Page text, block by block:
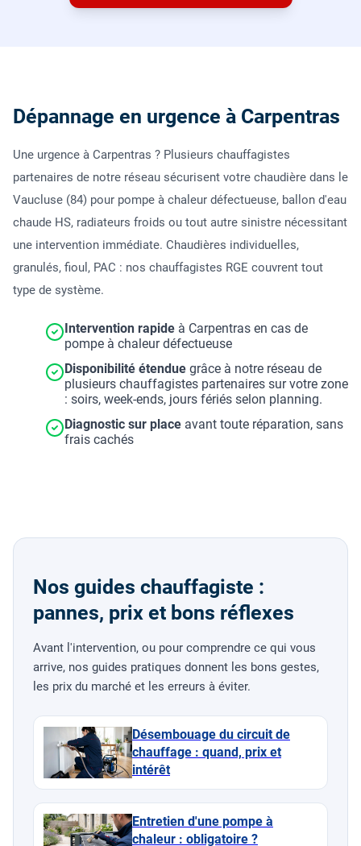
Dépannage en urgence à Carpentras
Une urgence à Carpentras ? Plusieurs chauffagistes
partenaires de notre réseau sécurisent votre chaudière dans le
Vaucluse (84) pour pompe à chaleur défectueuse, ballon d'eau
chaude HS, radiateurs froids ou tout autre sinistre nécessitant
une intervention immédiate. Chaudières individuelles,
granulés, fioul, PAC : nos chauffagistes RGE couvrent tout
type de système.
Intervention rapide à Carpentras en cas de
pompe à chaleur défectueuse
Disponibilité étendue grâce à notre réseau de
plusieurs chauffagistes partenaires sur votre zone
: soirs, week-ends, jours fériés selon planning.
Diagnostic sur place avant toute réparation, sans
frais cachés
Nos guides chauffagiste :
pannes, prix et bons réflexes
Avant l'intervention, ou pour comprendre ce qui vous
arrive, nos guides pratiques donnent les bons gestes,
les prix du marché et les erreurs à éviter.
Désembouage du circuit de
chauffage : quand, prix et
intérêt
Entretien d'une pompe à
chaleur : obligatoire ?